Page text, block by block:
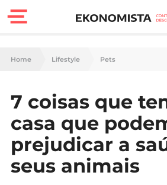
Finanças
Carreira
Casa
Lifestyle
Home Lifestyle Pets
7 coisas que
casa que
prejudicar a
seus animais